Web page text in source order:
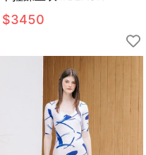
$3450